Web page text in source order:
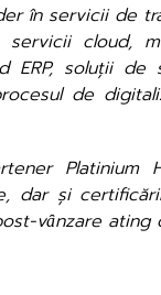
în servicii de
cloud,
ERP, soluții
de
dar și
vȃnzare